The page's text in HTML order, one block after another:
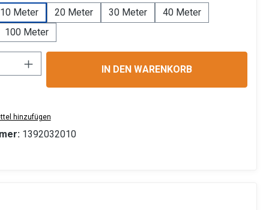
10 Meter
20 Meter 30 Meter
40 Meter
100 Meter
Gib den gewünschten Wert ein
IN DEN WARENKORB
hinzufügen
1392032010